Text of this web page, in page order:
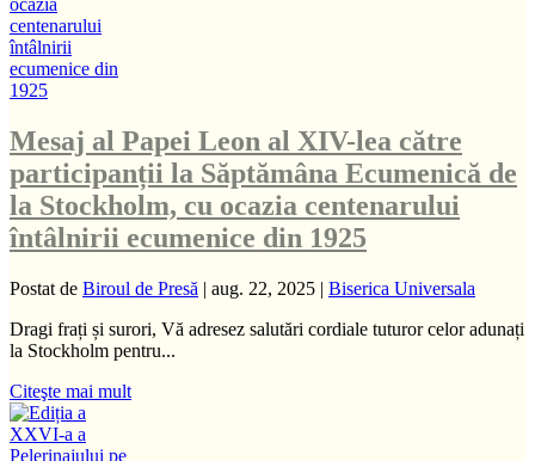
Mesaj al Papei Leon al XIV-lea către
participanții la Săptămâna Ecumenică de
la Stockholm, cu ocazia centenarului
întâlnirii ecumenice din 1925
Postat de Biroul de Presă | aug. 22, 2025 | Biserica Universala
Dragi frați și surori, Vă adresez salutări cordiale tuturor celor adunați
la Stockholm pentru...
Citeşte mai mult